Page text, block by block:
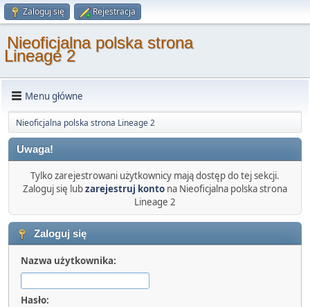
Zaloguj się Rejestracja
Nieoficjalna polska strona
Lineage 2
Menu główne
Nieoficjalna polska strona Lineage 2
Uwaga!
Tylko zarejestrowani użytkownicy mają dostęp do tej sekcji.
Zaloguj się lubzarejestruj konto na Nieoficjalna polska strona
Lineage 2
Zaloguj się
Nazwa użytkownika:
Hasło: